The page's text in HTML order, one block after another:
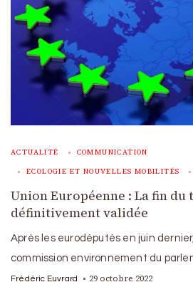
ACTUALITÉ COMMUNICATION
ECOLOGIE ET NOUVELLES MOBILITÉS
Union Européenne : La fin du
définitivement validée
Après les eurodéputés en juin
commission environnement du
Frédéric Euvrard 29 octobre 2022